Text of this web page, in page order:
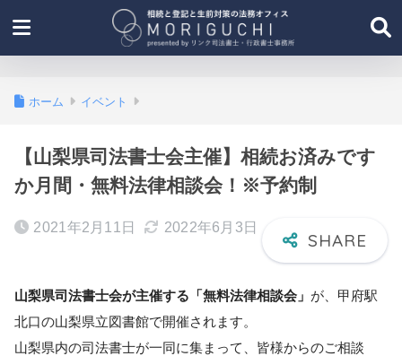
ホーム イベント
【山梨県司法書士会主催】相続お済みです
か月間・無料法律相談会！※予約制
2021年2月11日 2022年6月3日
山梨県司法書士会が主催する「無料法律相談会」 が、甲府駅
北口の山梨県立図書館で開催されます。
山梨県内の司法書士が一同に集まって、皆様からのご相談